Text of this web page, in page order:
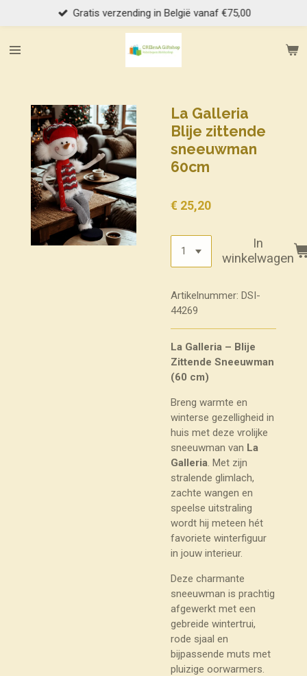
direct
naar
Gratis verzending in België vanaf €75,00
La Galleria
Blije zittende
sneeuwman
60cm
€ 25,20
In
winkelwagen
Artikelnummer: DSI-
44269
La Galleria – Blije
Zittende Sneeuwman
(60 cm)
Breng warmte en
winterse gezelligheid in
huis met deze vrolijke
sneeuwman van La
Galleria. Met zijn
stralende glimlach,
zachte wangen en
speelse uitstraling
wordt hij meteen hét
favoriete winterfiguur
in jouw interieur.
Deze charmante
sneeuwman is prachtig
afgewerkt met een
gebreide wintertrui,
rode sjaal en
bijpassende muts met
pluizige oorwarmers.